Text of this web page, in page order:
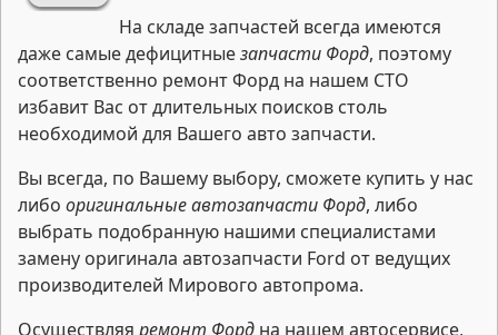
На складе запчастей всегда имеются
даже самые дефицитныезапчасти Форд, поэтому
соответственно ремонт Форд на нашем СТО
избавит Вас от длительных поисков столь
необходимой для Вашего авто запчасти.
Вы всегда, по Вашему выбору, сможете купить у нас
либо оригинальные автозапчасти Форд, либо
выбрать подобранную нашими специалистами
замену оригинала автозапчасти Ford от ведущих
производителей Мирового автопрома.
Осуществляя ремонт Форд на нашем автосервисе,